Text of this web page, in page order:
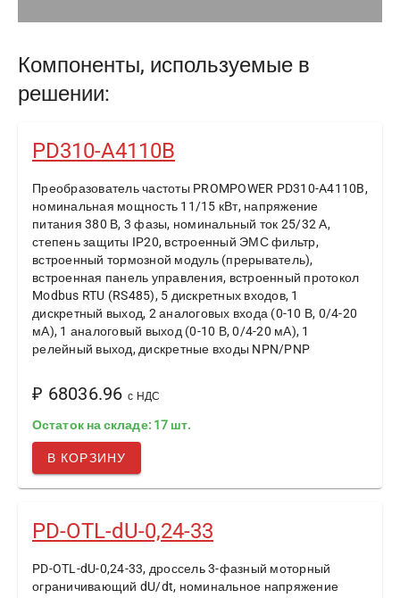
Компоненты, используемые в
решении:
PD310-A4110B
Преобразователь частоты PROMPOWER PD310-A4110B,
номинальная мощность 11/15 кВт, напряжение
питания 380 В, 3 фазы, номинальный ток 25/32 А,
степень защиты IP20, встроенный ЭМС фильтр,
встроенный тормозной модуль (прерыватель),
встроенная панель управления, встроенный протокол
Modbus RTU (RS485), 5 дискретных входов, 1
дискретный выход, 2 аналоговых входа (0-10 В, 0/4-20
мА), 1 аналоговый выход (0-10 В, 0/4-20 мА), 1
релейный выход, дискретные входы NPN/PNP
₽ 68036.96 с НДС
Остаток на складе: 17 шт.
В КОРЗИНУ
PD-OTL-dU-0,24-33
PD-OTL-dU-0,24-33, дроссель 3-фазный моторный
ограничивающий dU/dt, номинальное напряжение